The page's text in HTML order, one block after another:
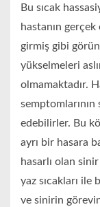
Bu sıcak
hastanın
girmiş gibi
yükselmeleri
olmamaktadır.
semptomlarının
edebilirler. Bu
ayrı bir hasara
hasarlı olan
yaz sıcakları
ve sinirin